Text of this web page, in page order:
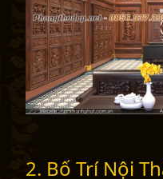
2. Bố Trí Nội